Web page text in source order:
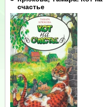
счастье